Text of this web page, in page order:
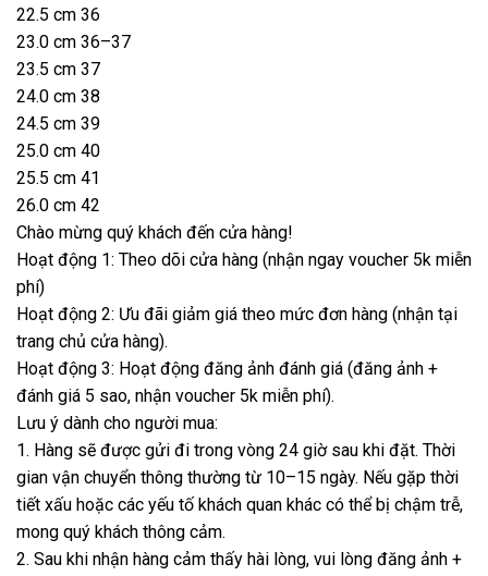
22.5 cm 36
23.0 cm 36–37
23.5 cm 37
24.0 cm 38
24.5 cm 39
25.0 cm 40
25.5 cm 41
26.0 cm 42
Chào mừng quý khách đến cửa hàng!
Hoạt động 1: Theo dõi cửa hàng (nhận ngay voucher 5k miễn
phí)
Hoạt động 2: Ưu đãi giảm giá theo mức đơn hàng (nhận tại
trang chủ cửa hàng).
Hoạt động 3: Hoạt động đăng ảnh đánh giá (đăng ảnh +
đánh giá 5 sao, nhận voucher 5k miễn phí).
Lưu ý dành cho người mua:
1. Hàng sẽ được gửi đi trong vòng 24 giờ sau khi đặt. Thời
gian vận chuyển thông thường từ 10–15 ngày. Nếu gặp thời
tiết xấu hoặc các yếu tố khách quan khác có thể bị chậm trễ,
mong quý khách thông cảm.
2. Sau khi nhận hàng cảm thấy hài lòng, vui lòng đăng ảnh +